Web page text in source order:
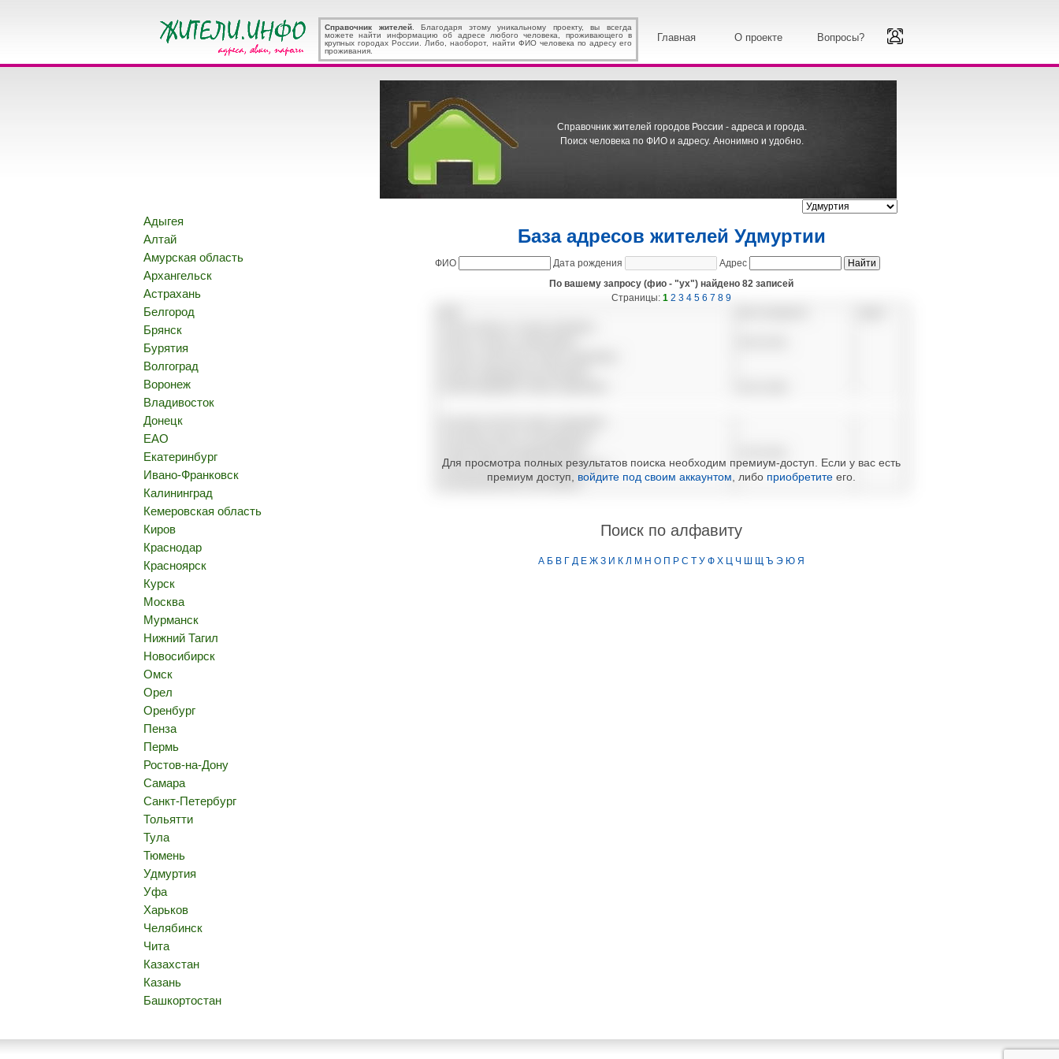
Справочник жителей. Благодаря этому уникальному проекту, вы всегда
можете найти информацию об адресе любого человека, проживающего в
крупных городах России. Либо, наоборот, найти ФИО человека по адресу его
проживания.
Главная О проекте Вопросы?
Справочник жителей городов России - адреса и города.
Поиск человека по ФИО и адресу. Анонимно и удобно.
Адыгея
Алтай
Амурская область
Архангельск
Астрахань
Белгород
Брянск
Бурятия
Волгоград
Воронеж
Владивосток
Донецк
ЕАО
Екатеринбург
Ивано-Франковск
Калининград
Кемеровская область
Киров
Краснодар
Красноярск
Курск
Москва
Мурманск
Нижний Тагил
Новосибирск
Омск
Орел
Оренбург
Пенза
Пермь
Ростов-на-Дону
Самара
Санкт-Петербург
Тольятти
Тула
Тюмень
Удмуртия
Уфа
Харьков
Челябинск
Чита
Казахстан
Казань
Башкортостан
База адресов жителей Удмуртии
ФИО Дата рождения
Адрес
По вашему запросу (фио - "ух") найдено 82 записей
Страницы: 1 2 3 4 5 6 7 8 9
УХОВА ВЕРОНИКА ВЛАДИМИРОВНА
-
УХАНОВ МИХАИЛ СЕРГЕЕВИЧ
-
Для просмотра полных результатов поиска необходим премиум-доступ. Если у вас есть
премиум доступ, войдите под своим аккаунтом , либо приобретите его.
Поиск по алфавиту
А Б В Г Д Е Ж З И К Л М Н О П Р С Т У Ф Х Ц Ч Ш Щ Ъ Э Ю Я